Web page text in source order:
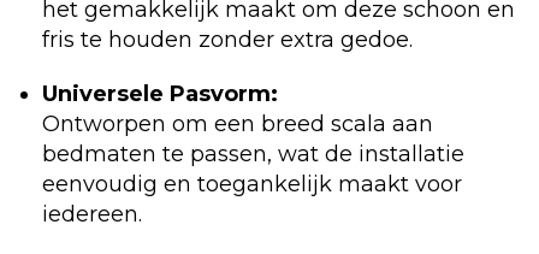
het gemakkelijk maakt om deze schoon en
fris te houden zonder extra gedoe.
Universele Pasvorm:
Ontworpen om een breed scala aan
bedmaten te passen, wat de installatie
eenvoudig en toegankelijk maakt voor
iedereen.